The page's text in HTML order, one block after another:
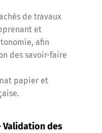
de travaux
et
afin
des savoir-faire
papier et
des